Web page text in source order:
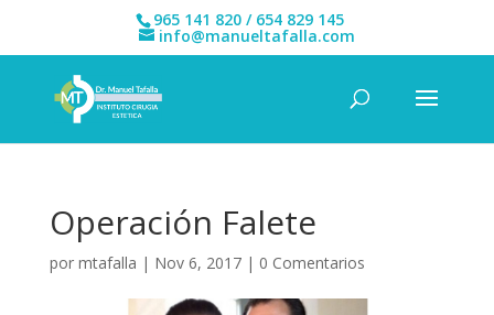
965 141 820 / 654 829 145
info@manueltafalla.com
Operación Falete
por mtafalla | Nov 6, 2017| 0 Comentarios